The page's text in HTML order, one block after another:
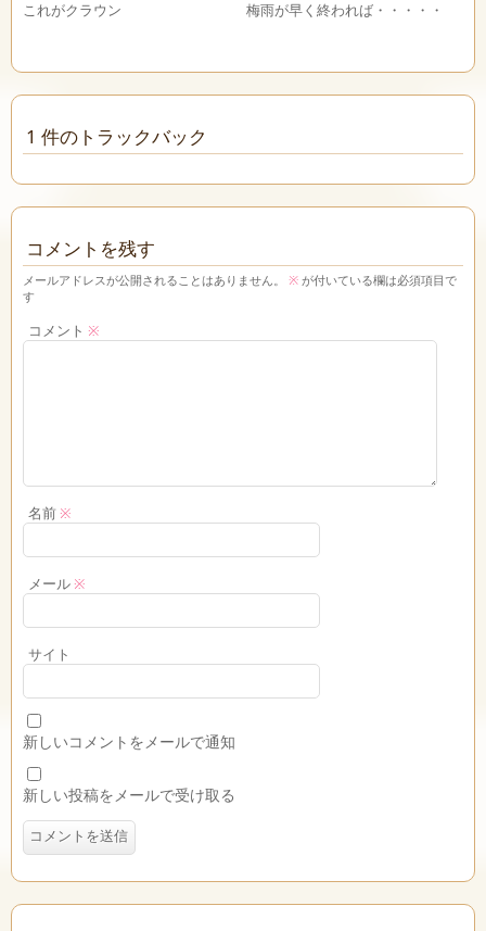
これがクラウン 梅雨が早く終われば・・・・・
1 件のトラックバック
コメントを残す
メールアドレスが公開されることはありません。 ※ が付いている欄は必須項目で
す
コメント ※
名前※
メール※
サイト
新しいコメントをメールで通知
新しい投稿をメールで受け取る